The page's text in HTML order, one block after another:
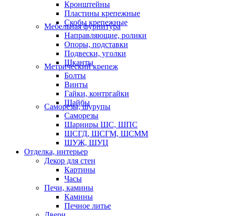
Кронштейны
Пластины крепежные
Скобы крепежные
Мебельная фурнитура
Направляющие, ролики
Опоры, подставки
Подвески, уголки
Шканты
Метрический крепеж
Болты
Винты
Гайки, контргайки
Шайбы
Саморезы, шурупы
Саморезы
Шарниры ШС, ШПС
ШСГД, ШСГМ, ШСММ
ШУЖ, ШУЦ
Отделка, интерьер
Декор для стен
Картины
Часы
Печи, камины
Камины
Печное литье